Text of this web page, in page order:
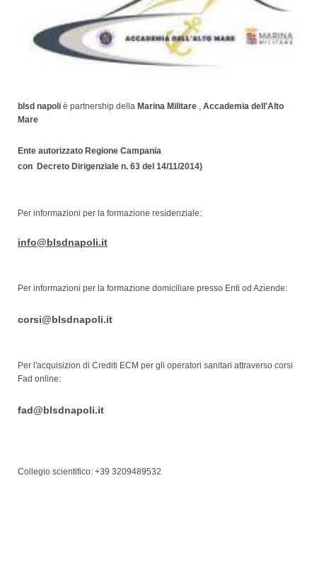
blsd napoli è partnership della Marina Militare
Accademia dell'Alto
Mare
Ente autorizzato Regione Campania
con Decreto Dirigenziale n. 63 del 14/11/2014)
Per informazioni per la formazione residenziale:
info@blsdnapoli.it
Per informazioni per la formazione domiciliare presso Enti od Aziende:
corsi@blsdnapoli.it
Per l'acquisizion di Crediti ECM per gli operatori sanitari attraverso corsi
Fad online:
fad@blsdnapoli.it
Collegio scientifico: +39 3209489532